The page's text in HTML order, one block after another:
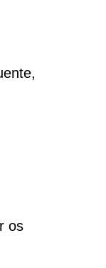
os